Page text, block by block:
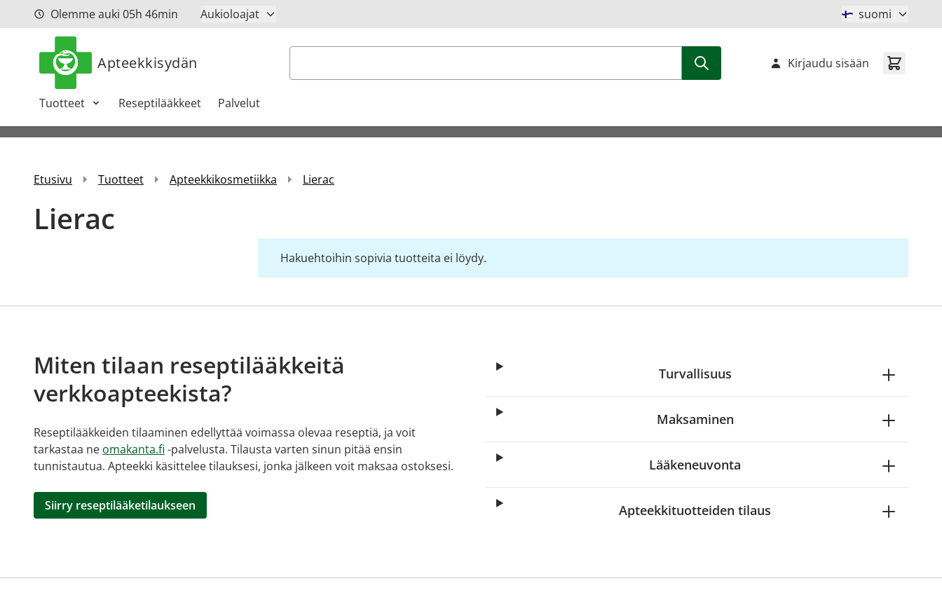
Siirry sisältöönOlemme auki 05h 46min Aukioloajat suomi
Apteekkisydän Haku
Tuotteet Reseptilääkkeet Palvelut
Kirjaudu sisään
Etusivu Tuotteet Apteekkikosmetiikka Lierac
Lierac
Hakuehtoihin sopivia tuotteita ei löydy.
Miten tilaan reseptilääkkeitä
verkkoapteekista?
Reseptilääkkeiden tilaaminen edellyttää voimassa olevaa reseptiä, ja voit
tarkastaa ne omakanta.fi -palvelusta. Tilausta varten sinun pitää ensin
tunnistautua. Apteekki käsittelee tilauksesi, jonka jälkeen voit maksaa ostoksesi.
Siirry reseptilääketilaukseen
Turvallisuus
Maksaminen
Lääkeneuvonta
Apteekkituotteiden tilaus